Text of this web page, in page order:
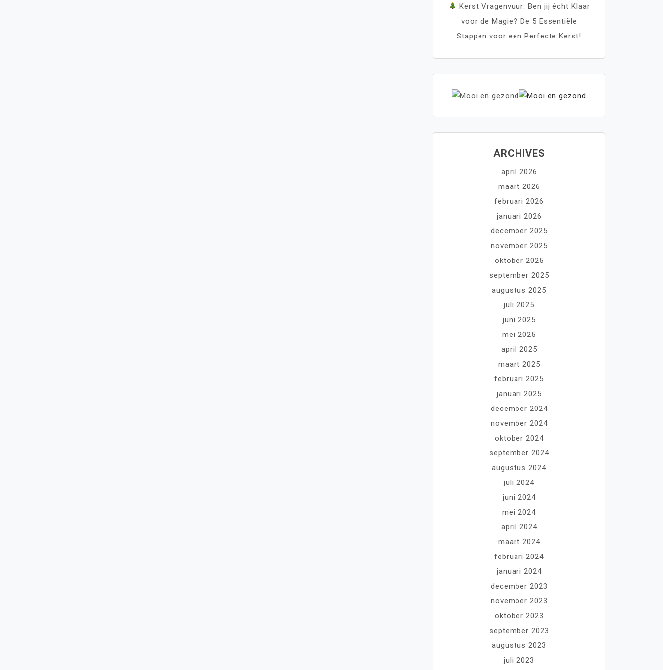
Kerst Vragenvuur: Ben jij écht Klaar
voor de Magie? De 5 Essentiële
Stappen voor een Perfecte Kerst!
ARCHIVES
april 2026
maart 2026
februari 2026
januari 2026
december 2025
november 2025
oktober 2025
september 2025
augustus 2025
juli 2025
juni 2025
mei 2025
april 2025
maart 2025
februari 2025
januari 2025
december 2024
november 2024
oktober 2024
september 2024
augustus 2024
juli 2024
juni 2024
mei 2024
april 2024
maart 2024
februari 2024
januari 2024
december 2023
november 2023
oktober 2023
september 2023
augustus 2023
juli 2023